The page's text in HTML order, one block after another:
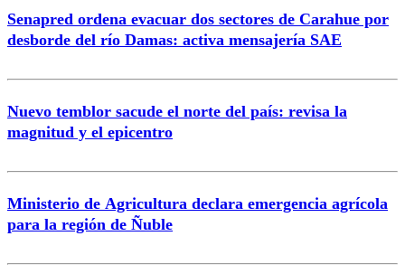
Correo
Senapred ordena evacuar dos sectores de Carahue por
desborde del río Damas: activa mensajería SAE
Nuevo temblor sacude el norte del país: revisa la
magnitud y el epicentro
Ministerio de Agricultura declara emergencia agrícola
para la región de Ñuble